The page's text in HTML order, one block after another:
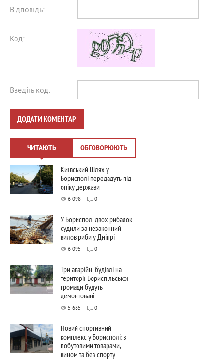
Відповідь:
Код:
Введіть код:
ДОДАТИ КОМЕНТАР
ЧИТАЮТЬ ОБГОВОРЮЮТЬ
Київський Шлях у
Борисполі передадуть під
опіку держави
6 098 0
У Борисполі двох рибалок
судили за незаконний
вилов риби у Дніпрі
6 095 0
Три аварійні будівлі на
території Бориспільської
громади будуть
демонтовані
5 685 0
Новий спортивний
комплекс у Борисполі: з
побутовими товарами,
вином та без спорту